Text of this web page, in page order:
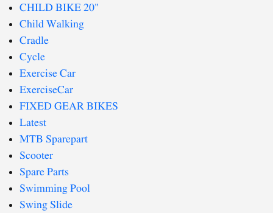
CHILD BIKE 20"
Child Walking
Cradle
Cycle
Exercise Car
ExerciseCar
FIXED GEAR BIKES
Latest
MTB Sparepart
Scooter
Spare Parts
Swimming Pool
Swing Slide